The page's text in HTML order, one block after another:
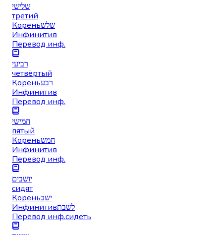
שלישי
третий
Кореньשלש
Инфинитив
Перевод инф.
רביעי
четвёртый
Кореньרבע
Инфинитив
Перевод инф.
חמישי
пятый
Кореньחמש
Инфинитив
Перевод инф.
יושבים
сидят
Кореньישב
Инфинитивלשבת
Перевод инф.сидеть